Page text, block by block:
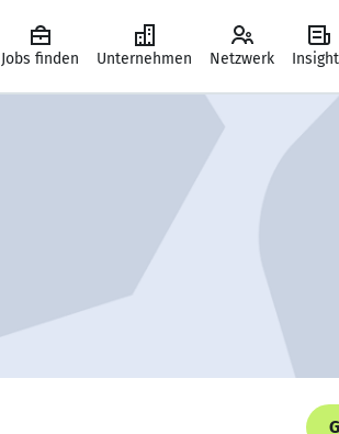
Jobs finden Unternehmen Netzwerk